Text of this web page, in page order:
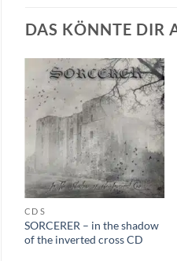
DAS KÖNNTE DIR
CD S
SORCERER – in the shadow
of the inverted cross CD